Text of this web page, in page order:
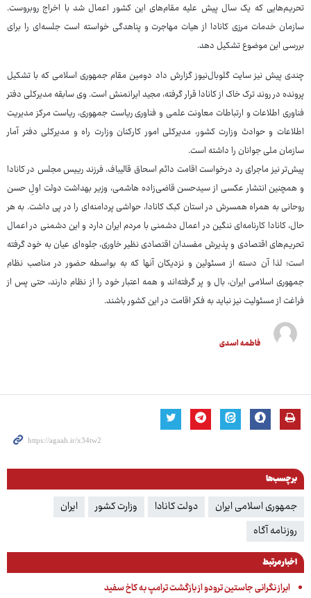
تحریم‌هایی که یک سال پیش علیه مقام‌های این کشور اعمال شد با اخراج روبروست.
سازمان خدمات مرزی کانادا از هیات مهاجرت و پناهدگی خواسته است جلسه‌ای را برای
بررسی این موضوع تشکیل دهد.
چندی پیش نیز سایت گلوبال‌نیوز گزارش داد دومین مقام جمهوری اسلامی که با تشکیل
پرونده در روند ترک خاک از کانادا قرار گرفته، مجید ایرانمنش است. وی سابقه مدیرکلی دفتر
فناوری اطلاعات و ارتباطات معاونت علمی و فناوری ریاست جمهوری، ریاست مرکز مدیریت
اطلاعات و حوادث وزارت کشور، مدیرکلی امور کارکنان وزارت راه و مدیرکلی دفتر آمار
سازمان ملی جوانان را داشته است.
پیش‌تر نیز ماجرای رد درخواست اقامت دائم اسحاق قالیباف،‌ فرزند رییس مجلس در کانادا
و همچنین انتشار عکسی از سیدحسن قاضی‌زاده هاشمی، وزیر بهداشت دولت اولِ حسن
روحانی به همراه همسرش در استان کبک کانادا، حواشی پردامنه‌ای را در پی داشت. به هر
حال، کانادا کارنامه‌ای ننگین در اعمال دشمنی با مردم ایران دارد و این دشمنی در اعمال
تحریم‌های اقتصادی و پذیرش مفسدان اقتصادی نظیر خاوری، جلوه‌ای عیان به خود گرفته
است؛ لذا آن دسته از مسئولین و نزدیکان آنها که به بواسطه حضور در مناصب نظام
جمهوری اسلامی ایران، بال و پر گرفته‌اند و همه اعتبار خود را از نظام دارند، حتی پس از
فراغت از مسئولیت نیز نباید به فکر اقامت در این کشور باشند.
فاطمه اسدی
برچسب‌ها
جمهوری اسلامی ایران دولت کانادا وزارت کشور
ایران
روزنامه آگاه
اخبار مرتبط
ابراز نگرانی جاستین ترودو از بازگشت ترامپ به کاخ سفید